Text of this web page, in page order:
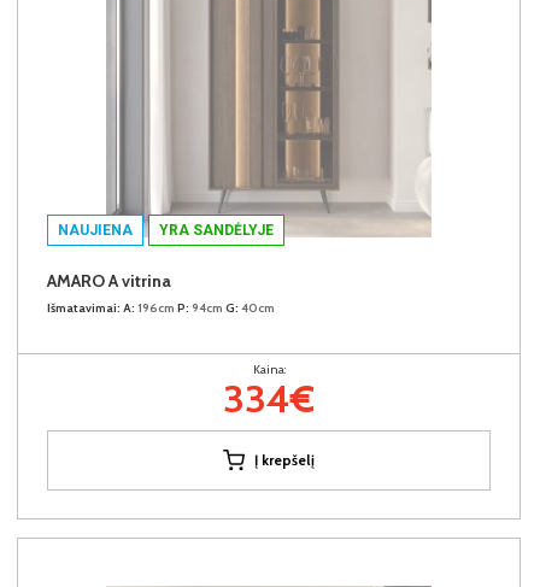
NAUJIENA YRA SANDĖLYJE
AMARO A vitrina
Išmatavimai: A: 196cm P: 94cm G: 40cm
Kaina:
334€
Į krepšelį